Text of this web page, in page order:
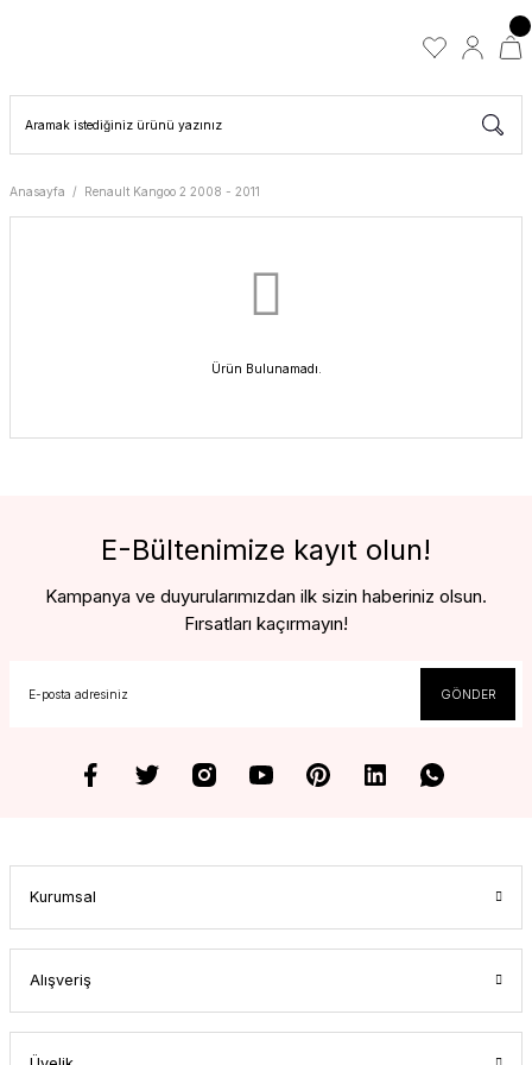
Anasayfa Renault Kangoo 2 2008 - 2011
Ürün Bulunamadı.
E-Bültenimize kayıt olun!
Kampanya ve duyurularımızdan ilk sizin haberiniz olsun.
Fırsatları kaçırmayın!
GÖNDER
Kurumsal
Alışveriş